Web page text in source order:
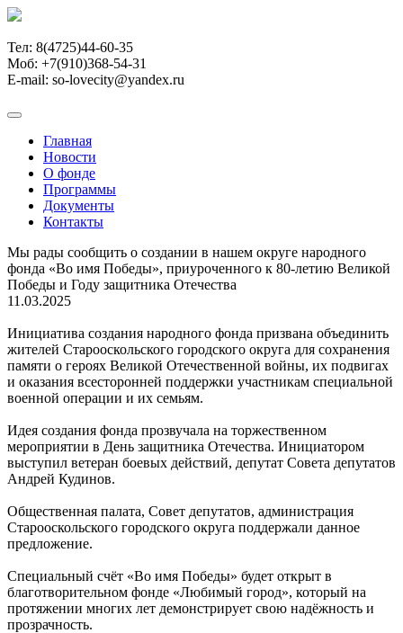
Тел: 8(4725)44-60-35
Моб: +7(910)368-54-31
E-mail: so-lovecity@yandex.ru
Главная
Новости
О фонде
Программы
Документы
Контакты
Мы рады сообщить о создании в нашем округе народного
фонда «Во имя Победы», приуроченного к 80-летию Великой
Победы и Году защитника Отечества
11.03.2025
Инициатива создания народного фонда призвана объединить
жителей Старооскольского городского округа для сохранения
памяти о героях Великой Отечественной войны, их подвигах
и оказания всесторонней поддержки участникам специальной
военной операции и их семьям.
Идея создания фонда прозвучала на торжественном
мероприятии в День защитника Отечества. Инициатором
выступил ветеран боевых действий, депутат Совета депутатов
Андрей Кудинов.
Общественная палата, Совет депутатов, администрация
Старооскольского городского округа поддержали данное
предложение.
Специальный счёт «Во имя Победы» будет открыт в
благотворительном фонде «Любимый город», который на
протяжении многих лет демонстрирует свою надёжность и
прозрачность.